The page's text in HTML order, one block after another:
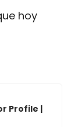
hoy
Profile |